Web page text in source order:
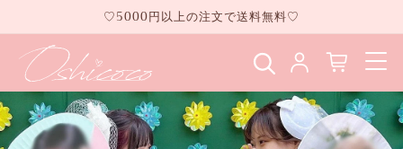
進む
♡5000円以上の注文で送料無料♡